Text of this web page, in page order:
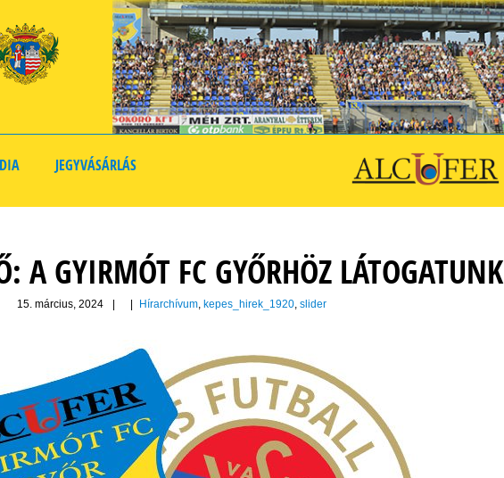
JEGYVÁSÁRLÁS
A GYIRMÓT FC GYŐRHÖZ LÁTOGATUNK
15. március, 2024 Hírarchívum, kepes_hirek_1920, slider